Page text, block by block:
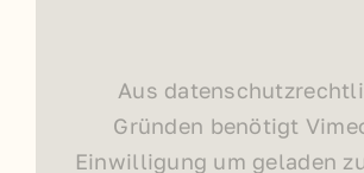
Aus
Gründen benötigt
Einwilligung um geladen